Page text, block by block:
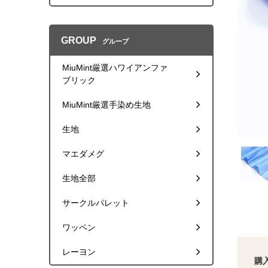
購
GROUP グループ
MiuMint厳選ハワイアンファ
ブリック
MiuMint厳選手染め生地
生地
マエダメグ
生地全部
サークルパレット
ワッペン
レーヨン